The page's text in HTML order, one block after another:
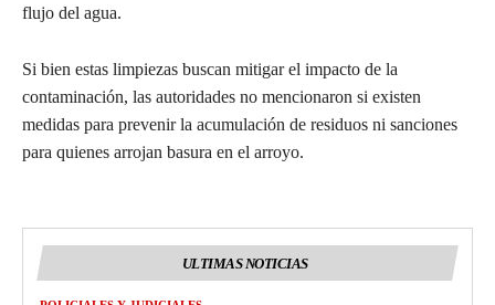
flujo del agua.
Si bien estas limpiezas buscan mitigar el impacto de la
contaminación, las autoridades no mencionaron si existen
medidas para prevenir la acumulación de residuos ni sanciones
para quienes arrojan basura en el arroyo.
ULTIMAS NOTICIAS